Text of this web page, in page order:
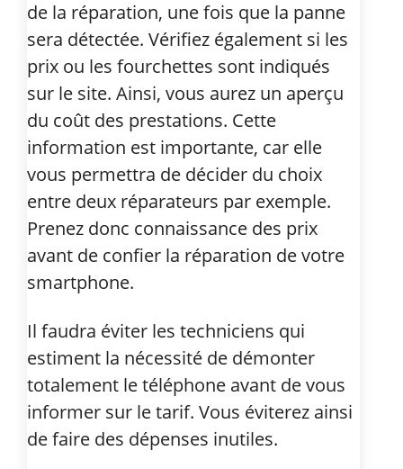
de la réparation, une fois que la panne
sera détectée. Vérifiez également si les
prix ou les fourchettes sont indiqués
sur le site. Ainsi, vous aurez un aperçu
du coût des prestations. Cette
information est importante, car elle
vous permettra de décider du choix
entre deux réparateurs par exemple.
Prenez donc connaissance des prix
avant de confier la réparation de votre
smartphone.
Il faudra éviter les techniciens qui
estiment la nécessité de démonter
totalement le téléphone avant de vous
informer sur le tarif. Vous éviterez ainsi
de faire des dépenses inutiles.